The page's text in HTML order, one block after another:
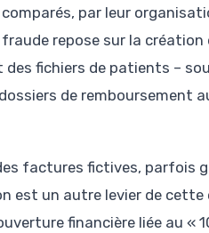
par leur
repose sur la création
des fichiers de patients –
de remboursement
factures fictives, parfois
un autre levier de cette
financière liée au «